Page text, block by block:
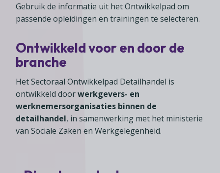
Gebruik de informatie uit het Ontwikkelpad om
passende opleidingen en trainingen te selecteren.
Ontwikkeld voor en door de
branche
Het Sectoraal Ontwikkelpad Detailhandel is
ontwikkeld doorwerkgevers- en
werknemersorganisaties binnen de
detailhandel, in samenwerking met het ministerie
van Sociale Zaken en Werkgelegenheid.